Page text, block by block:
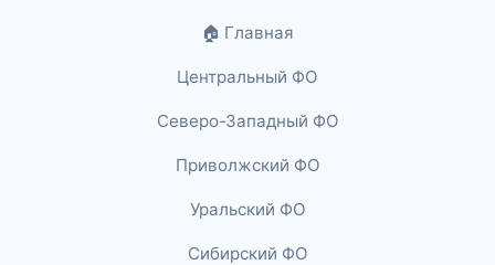
🏠 Главная
Центральный ФО
Северо-Западный ФО
Приволжский ФО
Уральский ФО
Сибирский ФО